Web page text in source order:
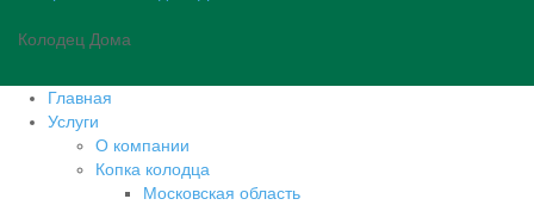
Колодец Дома
Главная
Услуги
О компании
Копка колодца
Московская область